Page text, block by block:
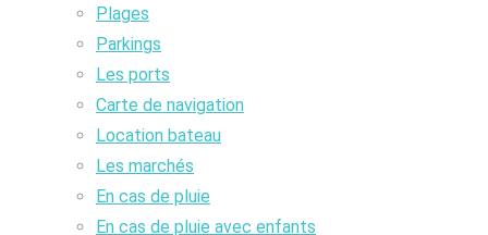
Plages
Parkings
Les ports
Carte de navigation
Location bateau
Les marchés
En cas de pluie
En cas de pluie avec enfants